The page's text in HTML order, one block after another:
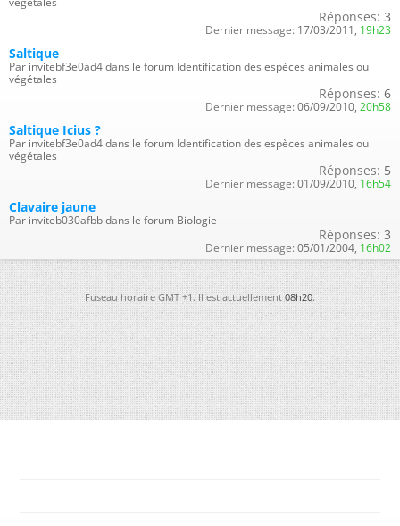
Réponses: 3
Dernier message: 17/03/2011, 19h23
Saltique
Par invitebf3e0ad4 dans le forum Identification des espèces animales ou
végétales
Réponses: 6
Dernier message: 06/09/2010, 20h58
Saltique Icius ?
Par invitebf3e0ad4 dans le forum Identification des espèces animales ou
végétales
Réponses: 5
Dernier message: 01/09/2010, 16h54
Clavaire jaune
Par inviteb030afbb dans le forum Biologie
Réponses: 3
Dernier message: 05/01/2004, 16h02
Fuseau horaire GMT +1. Il est actuellement08h20.